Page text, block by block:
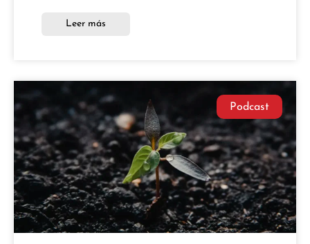
Leer más
Podcast